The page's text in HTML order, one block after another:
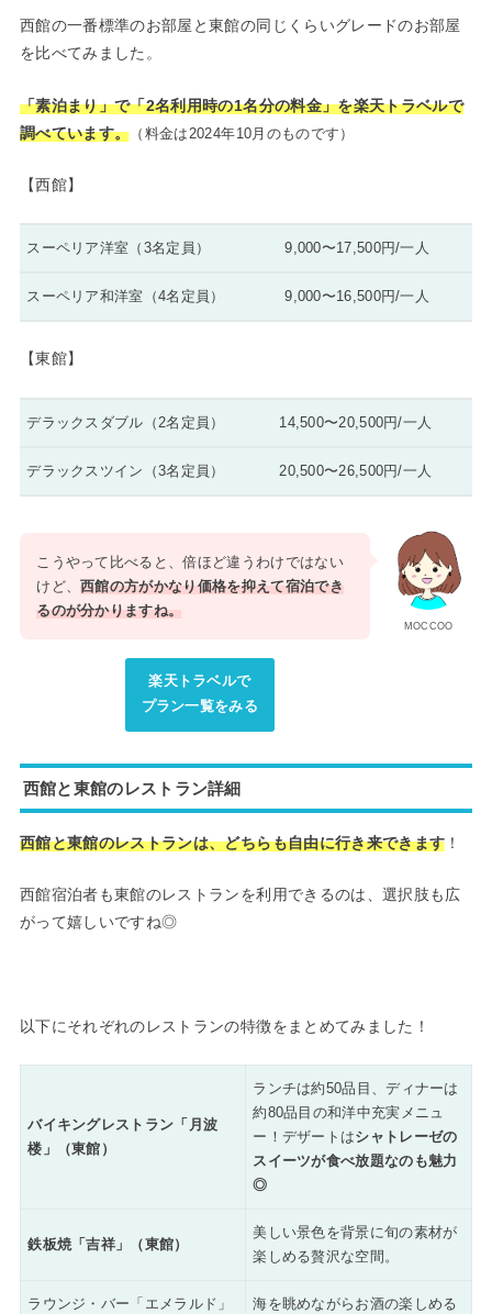
西館の一番標準のお部屋と東館の同じくらいグレードのお部屋
を比べてみました。
「素泊まり」で「2名利用時の1名分の料金」を楽天トラベルで
調べています。 （料金は2024年10月のものです）
【西館】
スーペリア洋室（3名定員） 9,000〜17,500円/一人
スーペリア和洋室（4名定員） 9,000〜16,500円/一人
【東館】
デラックスダブル（2名定員） 14,500〜20,500円/一人
デラックスツイン（3名定員） 20,500〜26,500円/一人
MOCCOO
こうやって比べると、倍ほど違うわけではない
けど、西館の方がかなり価格を抑えて宿泊でき
るのが分かりますね。
楽天トラベルで
プラン一覧をみる
西館と東館のレストラン詳細
西館と東館のレストランは、どちらも自由に行き来できます ！
西館宿泊者も東館のレストランを利用できるのは、選択肢も広
がって嬉しいですね◎
以下にそれぞれのレストランの特徴をまとめてみました！
バイキングレストラン「月波
楼」（東館）
ランチは約50品目、ディナーは
約80品目の和洋中充実メニュ
ー！デザートはシャトレーゼの
スイーツが食べ放題なのも魅力
◎
鉄板焼「吉祥」（東館）
美しい景色を背景に旬の素材が
楽しめる贅沢な空間。
ラウンジ・バー「エメラルド」 海を眺めながらお酒の楽しめる